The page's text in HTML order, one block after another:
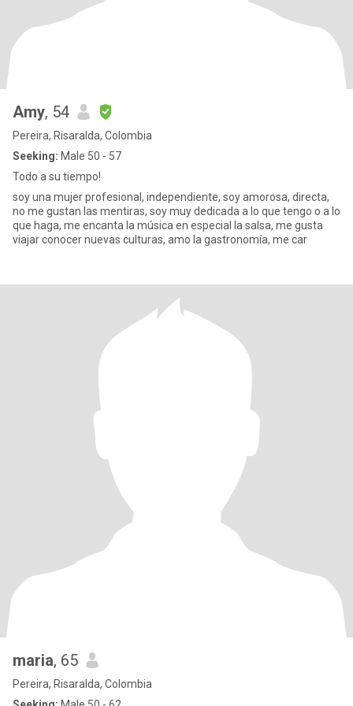
Amy, 54
Pereira, Risaralda, Colombia
Seeking: Male 50 - 57
Todo a su tiempo!
soy una mujer profesional, independiente, soy amorosa, directa,
no me gustan las mentiras, soy muy dedicada a lo que tengo o a lo
que haga, me encanta la música en especial la salsa, me gusta
viajar conocer nuevas culturas, amo la gastronomía, me car
maria, 65
Pereira, Risaralda, Colombia